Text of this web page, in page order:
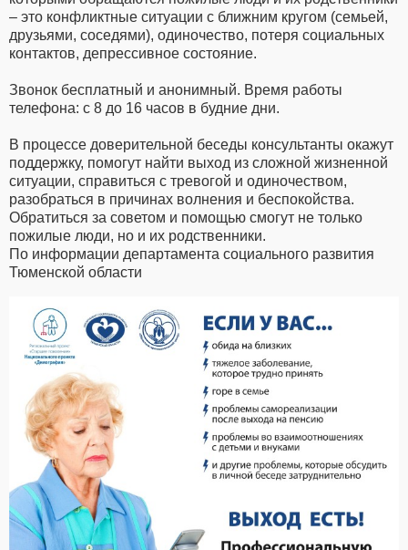
– это конфликтные ситуации с ближним кругом (семьей,
друзьями, соседями), одиночество, потеря социальных
контактов, депрессивное состояние.
Звонок бесплатный и анонимный. Время работы
телефона: с 8 до 16 часов в будние дни.
В процессе доверительной беседы консультанты окажут
поддержку, помогут найти выход из сложной жизненной
ситуации, справиться с тревогой и одиночеством,
разобраться в причинах волнения и беспокойства.
Обратиться за советом и помощью смогут не только
пожилые люди, но и их родственники.
По информации департамента социального развития
Тюменской области